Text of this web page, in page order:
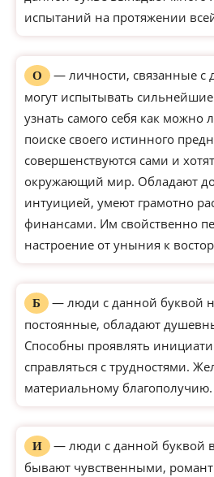
испытаний на протяжении
О
— личности, связанные с
могут испытывать сильнейшие
узнать самого себя как можно
поиске своего истинного
совершенствуются сами и
окружающий мир. Обладают
интуицией, умеют грамотно
финансами. Им свойственно
настроение от уныния к
Б
— люди с данной буквой
постоянные, обладают
Способны проявлять
справляться с трудностями.
материальному благополучию.
И
— люди с данной буквой
бывают чувственными,